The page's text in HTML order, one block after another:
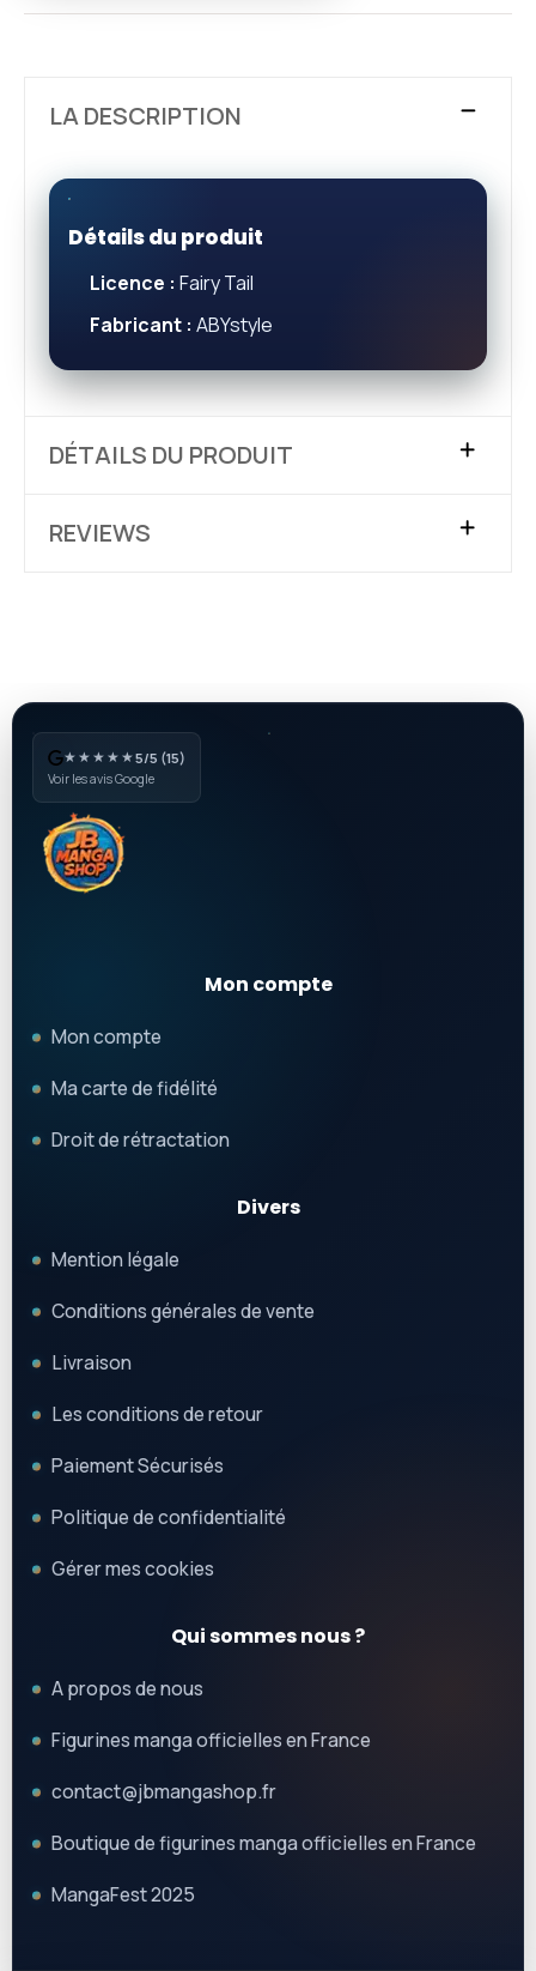
LA DESCRIPTION
Détails du produit
Licence : Fairy Tail
Fabricant : ABYstyle
DÉTAILS DU PRODUIT
REVIEWS
★★★★★5/5 (15)
Voir les avis Google
Mon compte
Mon compte
Ma carte de fidélité
Droit de rétractation
Divers
Mention légale
Conditions générales de vente
Livraison
Les conditions de retour
Paiement Sécurisés
Politique de confidentialité
Gérer mes cookies
Qui sommes nous ?
A propos de nous
Figurines manga officielles en France
contact@jbmangashop.fr
Boutique de figurines manga officielles en France
MangaFest 2025